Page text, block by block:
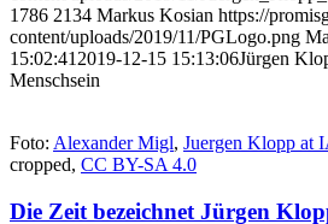
1786 2134 Markus Kosian https://
content/uploads/2019/11/PGLogo.png
15:02:41 2019-12-15 15:13:06Jürgen
Menschsein
Foto: Alexander Migl, Juergen Klopp at
cropped, CC BY-SA 4.0
Die Zeit bezeichnet Jürgen